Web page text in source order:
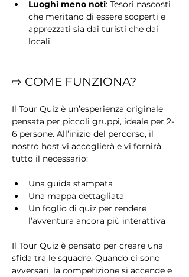
Luoghi meno noti: Tesori nascosti
che meritano di essere scoperti e
apprezzati sia dai turisti che dai
locali.
⇨ COME FUNZIONA?
Il Tour Quiz è un’esperienza originale
pensata per piccoli gruppi, ideale per 2-
6 persone. All’inizio del percorso, il
nostro host vi accoglierà e vi fornirà
tutto il necessario:
Una guida stampata
Una mappa dettagliata
Un foglio di quiz per rendere
l’avventura ancora più interattiva
Il Tour Quiz è pensato per creare una
sfida tra le squadre. Quando ci sono
avversari, la competizione si accende e